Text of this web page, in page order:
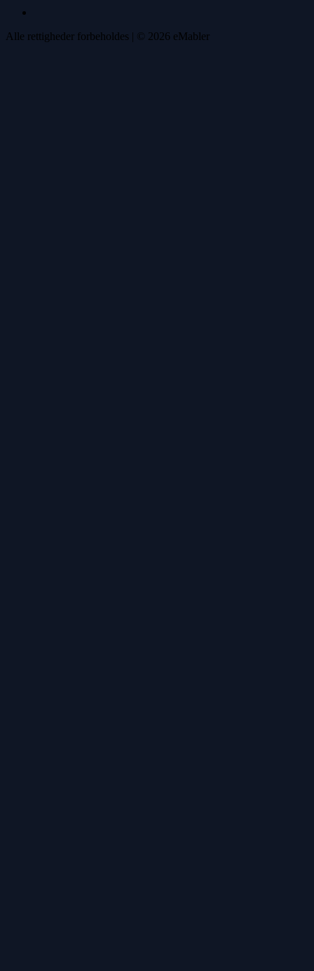
Alle rettigheder forbeholdes | © 2026 eMabler